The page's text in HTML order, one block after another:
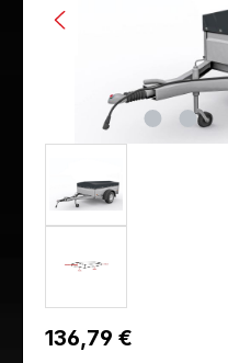
Regulärer Preis:
136,79 €